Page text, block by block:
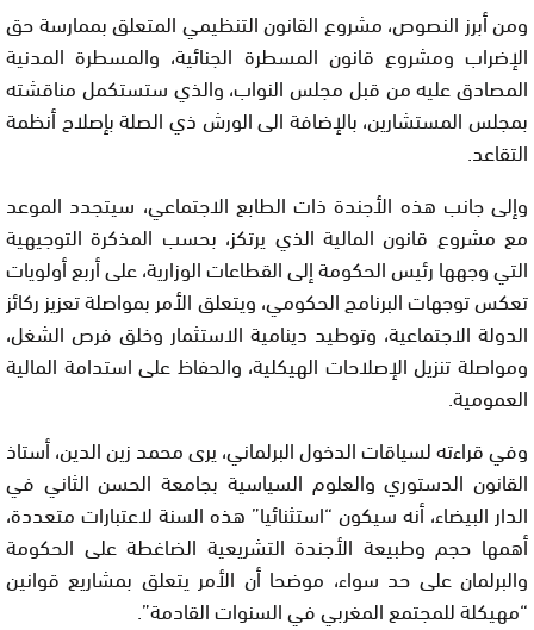
ومن أبرز النصوص، مشروع القانون التنظيمي المتعلق بممارسة حق
الإضراب ومشروع قانون المسطرة الجنائية، والمسطرة المدنية
المصادق عليه من قبل مجلس النواب، والذي ستستكمل مناقشته
بمجلس المستشارين، بالإضافة الى الورش ذي الصلة بإصلاح أنظمة
التقاعد.
وإلى جانب هذه الأجندة ذات الطابع الاجتماعي، سيتجدد الموعد
مع مشروع قانون المالية الذي يرتكز، بحسب المذكرة التوجيهية
التي وجهها رئيس الحكومة إلى القطاعات الوزارية، على أربع أولويات
تعكس توجهات البرنامج الحكومي، ويتعلق الأمر بمواصلة تعزيز ركائز
الدولة الاجتماعية، وتوطيد دينامية الاستثمار وخلق فرص الشغل،
ومواصلة تنزيل الإصلاحات الهيكلية، والحفاظ على استدامة المالية
العمومية.
وفي قراءته لسياقات الدخول البرلماني، يرى محمد زين الدين، أستاذ
القانون الدستوري والعلوم السياسية بجامعة الحسن الثاني في
الدار البيضاء، أنه سيكون “استثنائيا” هذه السنة لاعتبارات متعددة،
أهمها حجم وطبيعة الأجندة التشريعية الضاغطة على الحكومة
والبرلمان على حد سواء، موضحا أن الأمر يتعلق بمشاريع قوانين
“مهيكلة للمجتمع المغربي في السنوات القادمة”.